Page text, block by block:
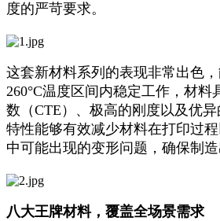
度的严苛要求。
这套新材料系列的表现非常出色
260°C温度区间内稳定工作，材料
数（CTE）、极高的刚度以及优
特性能够有效减少材料在打印过
中可能出现的变形问题，确保制造
八大王牌材料，覆盖全场景需求